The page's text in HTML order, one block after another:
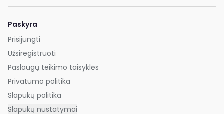
Paskyra
Prisijungti
Užsiregistruoti
Paslaugų teikimo taisyklės
Privatumo politika
Slapukų politika
Slapukų nustatymai